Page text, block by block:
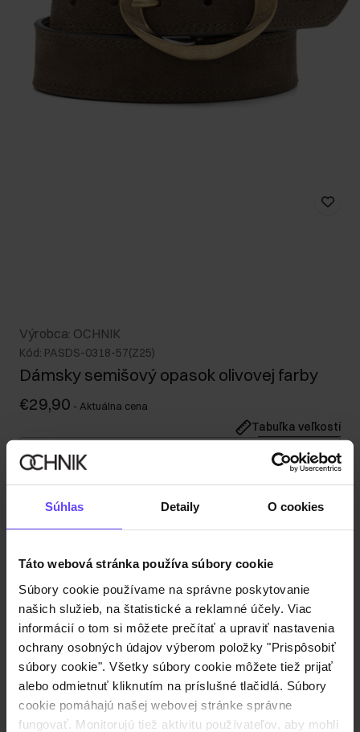
Súhlas Detaily O cookies
Táto webová stránka používa súbory cookie
Súbory cookie používame na správne poskytovanie
našich služieb, na štatistické a reklamné účely. Viac
informácií o tom si môžete prečítať a upraviť nastavenia
ochrany osobných údajov výberom položky "Prispôsobiť
súbory cookie". Všetky súbory cookie môžete tiež prijať
alebo odmietnuť kliknutím na príslušné tlačidlá. Súbory
cookie pomáhajú našej webovej stránke správne
fungovať. Monitorujú tiež aktivitu používateľov, aby mohli
Výrobca: OCHNIK
Kód: PASDS-0318-57(Z25)
Dámsky semišový opasok olivovej farby
€29,90 - Aktuálna cena
Tabuľka veľkostí
Vyberte veľkosť
Popis produktu
Detaily
Zloženie a rozmery
Recenzie